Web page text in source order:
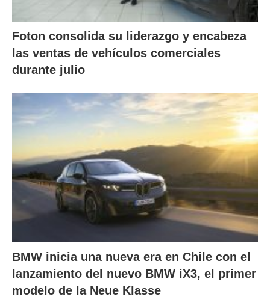
Foton consolida su liderazgo y encabeza
las ventas de vehículos comerciales
durante julio
BMW inicia una nueva era en Chile con el
lanzamiento del nuevo BMW iX3, el primer
modelo de la Neue Klasse